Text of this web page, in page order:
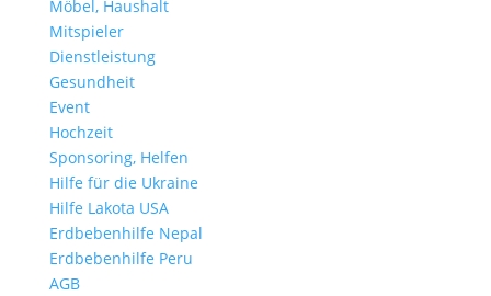
Möbel, Haushalt
Mitspieler
Dienstleistung
Gesundheit
Event
Hochzeit
Sponsoring, Helfen
Hilfe für die Ukraine
Hilfe Lakota USA
Erdbebenhilfe Nepal
Erdbebenhilfe Peru
AGB